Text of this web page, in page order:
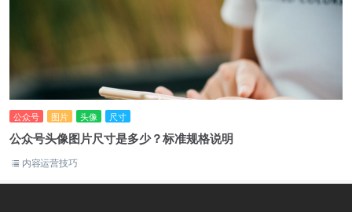
公众号 图片 头像 尺寸
公众号头像图片尺寸是多少？标准规格说明
内容运营技巧